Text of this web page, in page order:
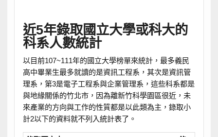
近5年錄取國立大學或科大的
科系人數統計
以目前107~111年的國立大學榜單來統計，最多義民
高中畢業生最多就讀的是資訊工程系，其次是資訊管
理系，第3是電子工程系與企業管理系，這些科系都是
與地緣關係的竹北市，因為離新竹科學園區很近，未
來產業的方向與工作的性質都是以此類為主，錄取小
計2以下的資料就不列入統計表了。